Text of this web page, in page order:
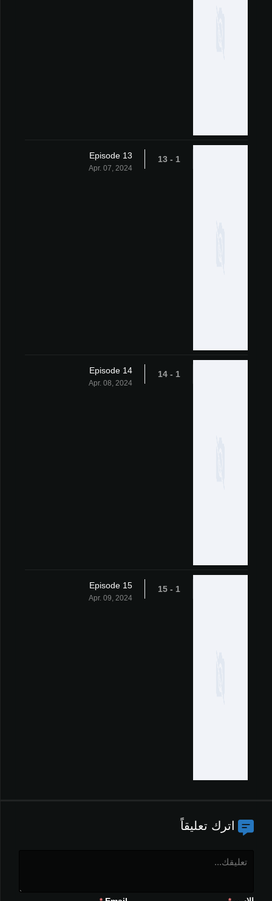
1 - 13
Episode 13
Apr. 07, 2024
1 - 14
Episode 14
Apr. 08, 2024
1 - 15
Episode 15
Apr. 09, 2024
اترك تعليقاً